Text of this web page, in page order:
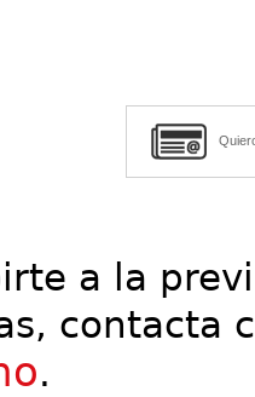
a la
contacta
.